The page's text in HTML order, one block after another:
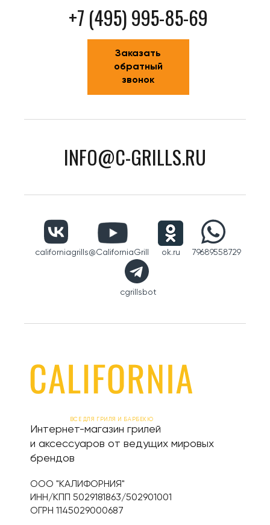
+7 (495) 995-85-69
Заказать
обратный
звонок
INFO@C-GRILLS.RU
californiagrills@CaliforniaGrill ok.ru 79689558729
cgrillsbot
ВСЕ ДЛЯ ГРИЛЯ И БАРБЕКЮ
Интернет-магазин грилей
и аксессуаров от ведущих мировых
брендов
ООО "КАЛИФОРНИЯ"
ИНН/КПП 5029181863/502901001
ОГРН 1145029000687